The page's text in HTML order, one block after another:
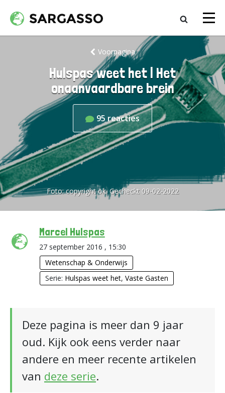
Voorpagina
Hulspas weet het | Het
onaanvaardbare brein
95 reacties
Foto:copyright ok. Gecheckt 09-02-2022
Marcel Hulspas
27 september 2016 , 15:30
Wetenschap & Onderwijs
Serie: Hulspas weet het, Vaste Gasten
Deze pagina is meer dan 9 jaar
oud. Kijk ook eens verder naar
andere en meer recente artikelen
van deze serie.